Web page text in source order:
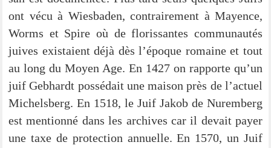
ont vécu à Wies­ba­den, con­trai­re­ment à May­ence,
Worms et Spi­re où de flo­ris­san­tes com­mun­au­tés
jui­ves exis­taient déjà dès l’époque romaine et tout
au long du Moy­en Age. En 1427 on rap­por­te qu’un
juif Geb­hardt pos­sé­dait une mai­son près de l’ac­tuel
Michels­berg. En 1518, le Juif Jakob de Nurem­berg
est men­ti­onné dans les archi­ves car il devait pay­er
une taxe de pro­tec­tion annuel­le. En 1570, un Juif